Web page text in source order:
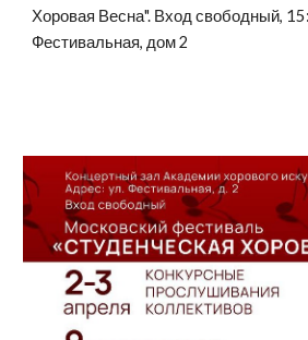
Хоровая Весна". Вход свободный,
Фестивальная, дом 2